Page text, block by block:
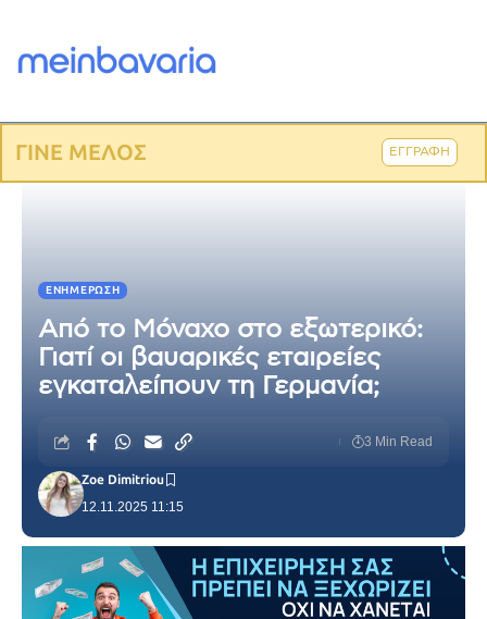
ΓΙΝΕ ΜΕΛΟΣ ΕΓΓΡΑΦΗ
ΕΝΗΜΈΡΩΣΗ
Από το Μόναχο στο εξωτερικό:
Γιατί οι βαυαρικές εταιρείες
εγκαταλείπουν τη Γερμανία;
12.11.2025 11:15
Zoe Dimitriou
3 Min Read